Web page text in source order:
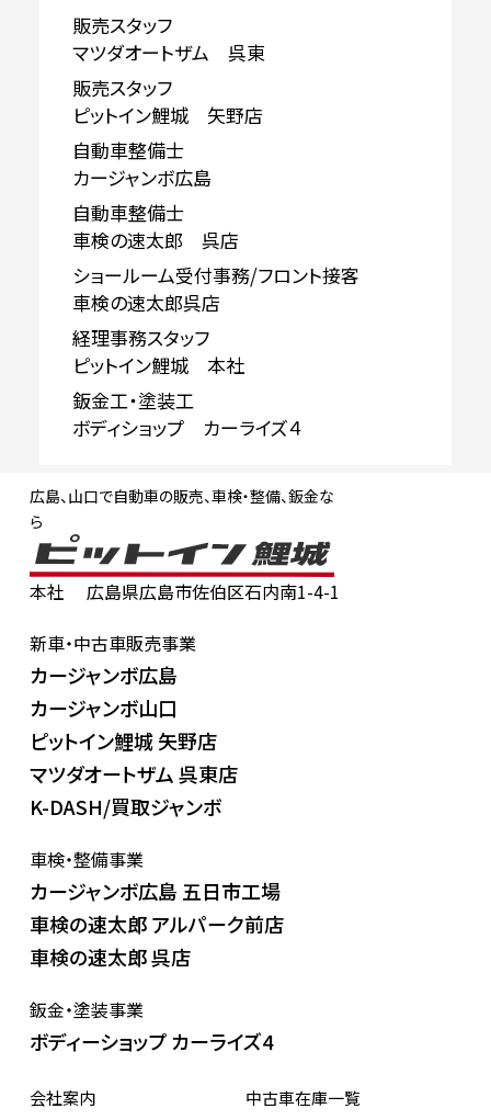
販売スタッフ
マツダオートザム 呉東
販売スタッフ
ピットイン鯉城 矢野店
自動車整備士
カージャンボ広島
自動車整備士
車検の速太郎 呉店
ショールーム受付事務/フロント接客
車検の速太郎呉店
経理事務スタッフ
ピットイン鯉城 本社
鈑金工・塗装工
ボディショップ カーライズ４
広島、山口で自動車の販売、車検・整備、鈑金な
ら
本社
広島県広島市佐伯区石内南1-4-1
新車・中古車販売事業
カージャンボ広島
カージャンボ山口
ピットイン鯉城 矢野店
マツダオートザム 呉東店
K-DASH/買取ジャンボ
車検・整備事業
カージャンボ広島 五日市工場
車検の速太郎 アルパーク前店
車検の速太郎 呉店
鈑金・塗装事業
ボディーショップ カーライズ4
会社案内
中古車在庫一覧